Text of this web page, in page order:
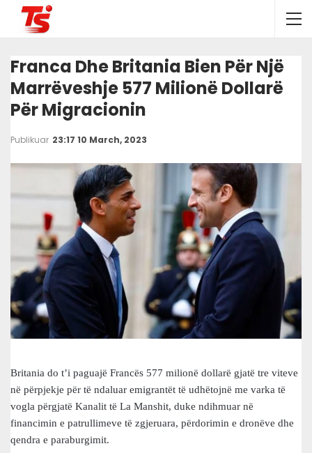
Franca Dhe Britania Bien Për Një
Marrëveshje 577 Milionë Dollarë
Për Migracionin
Publikuar 23:17 10 March, 2023
Britania do t’i paguajë Francës 577 milionë dollarë gjatë tre viteve
në përpjekje për të ndaluar emigrantët të udhëtojnë me varka të
vogla përgjatë Kanalit të La Manshit, duke ndihmuar në
financimin e patrullimeve të zgjeruara, përdorimin e dronëve dhe
qendra e paraburgimit.